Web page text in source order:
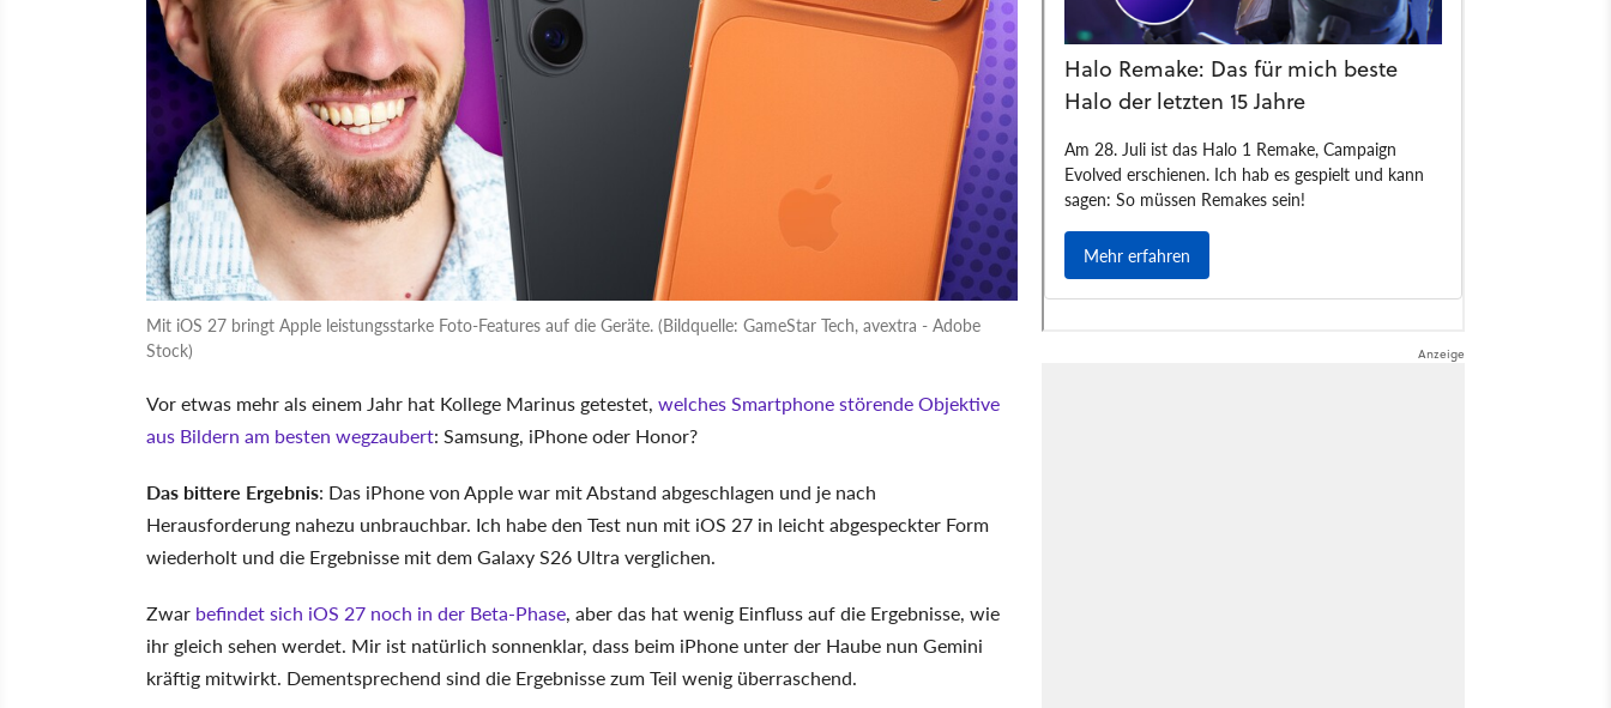
Mit iOS 27 bringt Apple leistungsstarke Foto-Features auf die Geräte. (Bildquelle: GameStar Tech, avextra - Adobe
Stock)
Vor etwas mehr als einem Jahr hat Kollege Marinus getestet, welches Smartphone störende Objektive
aus Bildern am besten wegzaubert: Samsung, iPhone oder Honor?
Das bittere Ergebnis: Das iPhone von Apple war mit Abstand abgeschlagen und je nach
Herausforderung nahezu unbrauchbar. Ich habe den Test nun mit iOS 27 in leicht abgespeckter Form
wiederholt und die Ergebnisse mit dem Galaxy S26 Ultra verglichen.
Zwar befindet sich iOS 27 noch in der Beta-Phase, aber das hat wenig Einfluss auf die Ergebnisse, wie
ihr gleich sehen werdet. Mir ist natürlich sonnenklar, dass beim iPhone unter der Haube nun Gemini
kräftig mitwirkt. Dementsprechend sind die Ergebnisse zum Teil wenig überraschend.